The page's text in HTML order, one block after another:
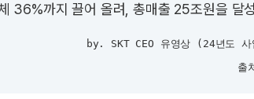
36%까지 끌어 올려, 총매출 25조원을 달
by. SKT CEO 유영상 (24년도
출